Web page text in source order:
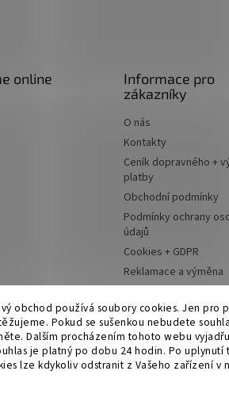
obchod používá soubory cookies. Jen pro
Pokud se sušenkou nebudete
Dalším procházením tohoto webu
je platný po dobu 24 hodin. Po
lze kdykoliv odstranit z Vašeho zařízení v
online
Informace pro
zákazníky
O nás
Kontakty
Ceník dopravného +
platby
Obchodní podmínky
Podmínky ochrany
údajů
Cookies + GDPR
Reklamace a výměna